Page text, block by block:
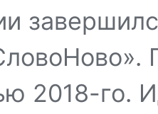
2018-го.